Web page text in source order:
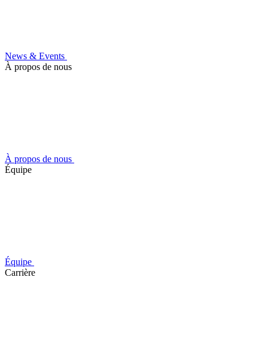
News & Events
À propos de nous
À propos de nous
Équipe
Équipe
Carrière